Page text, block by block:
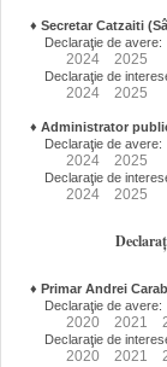
♦ Secretar Catzaiti
Declaraţie de avere:
2024 2025
Declaraţie de
2024 2025
♦ Administrator
Declaraţie de avere:
2024 2025
Declaraţie de
2024 2025
♦ Primar Andrei
Declaraţie de avere:
2020 2021
Declaraţie de
2020 2021